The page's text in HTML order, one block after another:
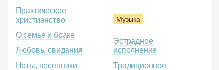
Практическое
христианство
О семье и браке
Любовь, свидания
Ноты, песенники
Музыка
Эстрадное
исполнение
Традиционное